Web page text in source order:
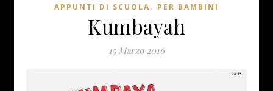
APPUNTI DI SCUOLA, PER BAMBINI
Kumbayah
15 Marzo 2016